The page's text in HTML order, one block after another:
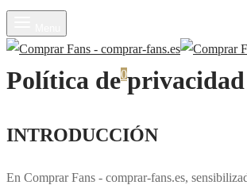
Acceder Cart 0
Política de privacidad
INTRODUCCIÓN
En Comprar Fans - comprar-fans.es,